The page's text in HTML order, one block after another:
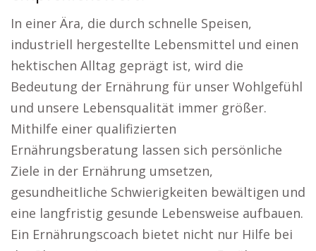
In einer Ära, die durch schnelle Speisen,
industriell hergestellte Lebensmittel und einen
hektischen Alltag geprägt ist, wird die
Bedeutung der Ernährung für unser Wohlgefühl
und unsere Lebensqualität immer größer.
Mithilfe einer qualifizierten
Ernährungsberatung lassen sich persönliche
Ziele in der Ernährung umsetzen,
gesundheitliche Schwierigkeiten bewältigen und
eine langfristig gesunde Lebensweise aufbauen.
Ein Ernährungscoach bietet nicht nur Hilfe bei